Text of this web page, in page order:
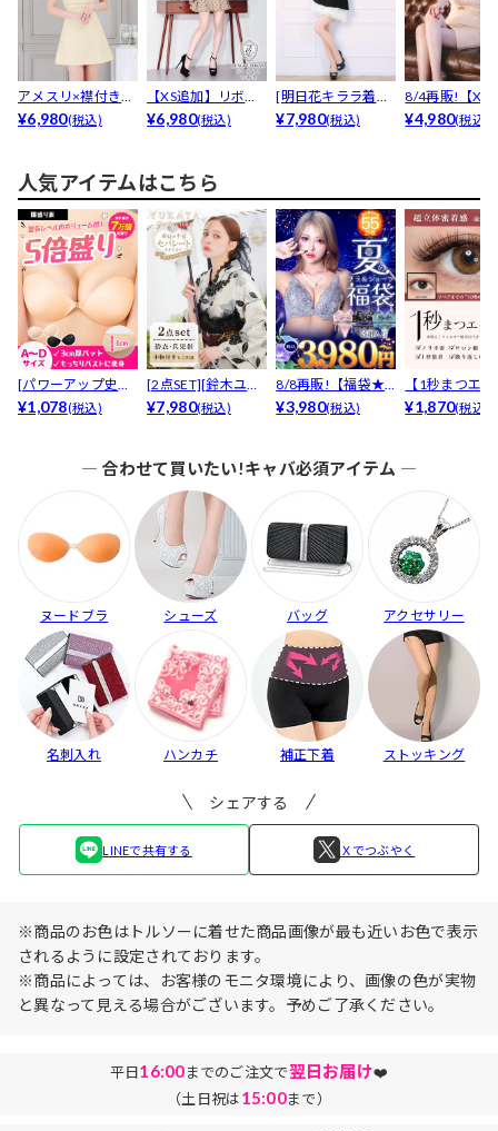
アメスリ×襟付きで
清楚なのに色っぽ
¥6,980(税込)
【XS追加】リボン
柄大人可愛い襟付
¥6,980(税込)
[明日花キララ着用]
襟付きラメツイー
¥7,980(税込)
8/4再販!【XS
ズ追加】「激
¥4,980(税込)
人気アイテムはこちら
[パワーアップ史上
最強5倍盛りアップ
¥1,078(税込)
[2点SET][鈴木ユリ
ア(baby)...
¥7,980(税込)
8/8再販!【福袋★
ブラセット3点
¥3,980(税込)
【1秒まつエ
リュームタイ
¥1,870(税込)
― 合わせて買いたい!キャバ必須アイテム ―
ヌードブラ シューズ バッグ アクセサリー
名刺入れ ハンカチ 補正下着 ストッキング
シェアする
LINEで共有する Ｘでつぶやく
※商品のお色はトルソーに着せた商品画像が最も近いお色で表示
されるように設定されております。
※商品によっては、お客様のモニタ環境により、画像の色が実物
と異なって見える場合がございます。予めご了承ください。
平日16:00までのご注文で翌日お届け❤️
（土日祝は15:00まで）